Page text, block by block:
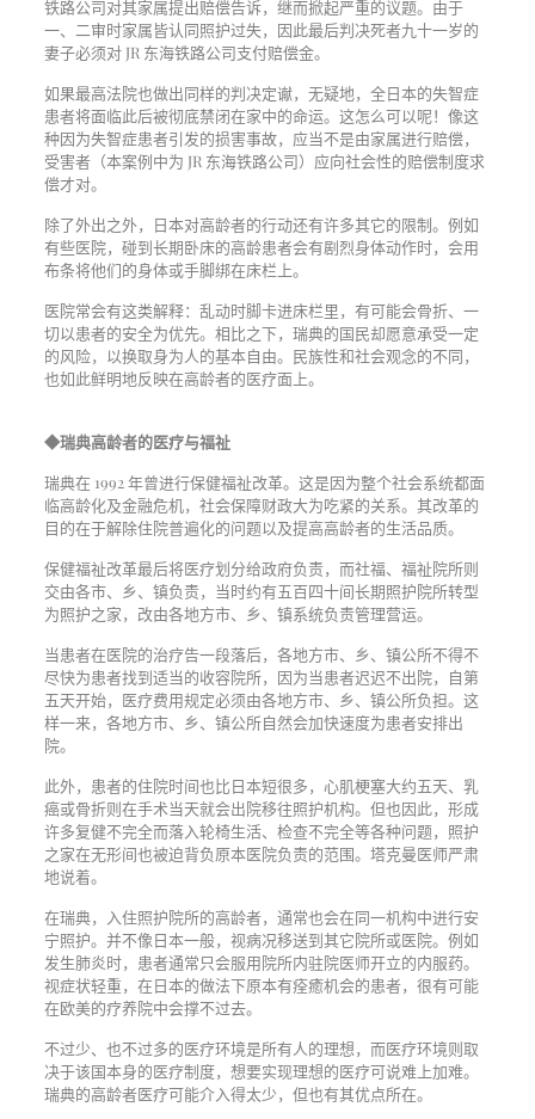
铁路公司对其家属提出赔偿告诉，继而掀起严重的议题。由于
一、二审时家属皆认同照护过失，因此最后判决死者九十一岁的
妻子必须对 JR 东海铁路公司支付赔偿金。
如果最高法院也做出同样的判决定谳，无疑地，全日本的失智症
患者将面临此后被彻底禁闭在家中的命运。这怎么可以呢！像这
种因为失智症患者引发的损害事故，应当不是由家属进行赔偿，
受害者（本案例中为 JR 东海铁路公司）应向社会性的赔偿制度求
偿才对。
除了外出之外，日本对高龄者的行动还有许多其它的限制。例如
有些医院，碰到长期卧床的高龄患者会有剧烈身体动作时，会用
布条将他们的身体或手脚绑在床栏上。
医院常会有这类解释：乱动时脚卡进床栏里，有可能会骨折、一
切以患者的安全为优先。相比之下，瑞典的国民却愿意承受一定
的风险，以换取身为人的基本自由。民族性和社会观念的不同，
也如此鲜明地反映在高龄者的医疗面上。
◆瑞典高龄者的医疗与福祉
瑞典在 1992 年曾进行保健福祉改革。这是因为整个社会系统都面
临高龄化及金融危机，社会保障财政大为吃紧的关系。其改革的
目的在于解除住院普遍化的问题以及提高高龄者的生活品质。
保健福祉改革最后将医疗划分给政府负责，而社福、福祉院所则
交由各市、乡、镇负责，当时约有五百四十间长期照护院所转型
为照护之家，改由各地方市、乡、镇系统负责管理营运。
当患者在医院的治疗告一段落后，各地方市、乡、镇公所不得不
尽快为患者找到适当的收容院所，因为当患者迟迟不出院，自第
五天开始，医疗费用规定必须由各地方市、乡、镇公所负担。这
样一来，各地方市、乡、镇公所自然会加快速度为患者安排出
院。
此外，患者的住院时间也比日本短很多，心肌梗塞大约五天、乳
癌或骨折则在手术当天就会出院移往照护机构。但也因此，形成
许多复健不完全而落入轮椅生活、检查不完全等各种问题，照护
之家在无形间也被迫背负原本医院负责的范围。塔克曼医师严肃
地说着。
在瑞典，入住照护院所的高龄者，通常也会在同一机构中进行安
宁照护。并不像日本一般，视病况移送到其它院所或医院。例如
发生肺炎时，患者通常只会服用院所内驻院医师开立的内服药。
视症状轻重，在日本的做法下原本有痊癒机会的患者，很有可能
在欧美的疗养院中会撑不过去。
不过少、也不过多的医疗环境是所有人的理想，而医疗环境则取
决于该国本身的医疗制度，想要实现理想的医疗可说难上加难。
瑞典的高龄者医疗可能介入得太少，但也有其优点所在。